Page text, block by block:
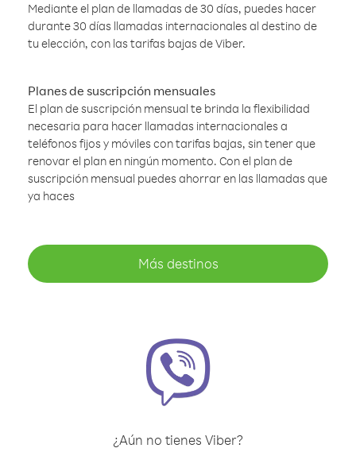
Mediante el plan de llamadas de 30 días, puedes hacer
durante 30 días llamadas internacionales al destino de
tu elección, con las tarifas bajas de Viber.
Planes de suscripción mensuales
El plan de suscripción mensual te brinda la flexibilidad
necesaria para hacer llamadas internacionales a
teléfonos fijos y móviles con tarifas bajas, sin tener que
renovar el plan en ningún momento. Con el plan de
suscripción mensual puedes ahorrar en las llamadas que
ya haces
Más destinos
¿Aún no tienes Viber?